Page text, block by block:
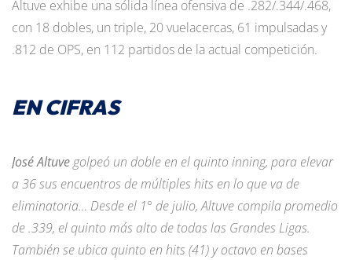
Altuve exhibe una sólida línea ofensiva de .282/.344/.468,
con 18 dobles, un triple, 20 vuelacercas, 61 impulsadas y
.812 de OPS, en 112 partidos de la actual competición.
EN CIFRAS
José Altuvegolpeó un doble en el quinto inning, para elevar
a 36 sus encuentros de múltiples hits en lo que va de
eliminatoria… Desde el 1° de julio, Altuve compila promedio
de .339, el quinto más alto de todas las Grandes Ligas.
También se ubica quinto en hits (41) y octavo en bases